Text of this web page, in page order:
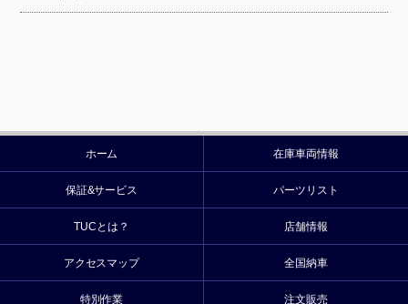
ホーム 在庫車両情報
保証&サービス パーツリスト
TUCとは？ 店舗情報
アクセスマップ 全国納車
特別作業 注文販売